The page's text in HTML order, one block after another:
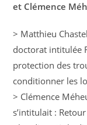
et Clémence
> Matthieu
doctorat intitulée
protection des
conditionner les
> Clémence
s’intitulait :